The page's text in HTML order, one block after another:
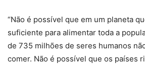
“Não é possível que em um planeta
suficiente para alimentar toda a
de 735 milhões de seres humanos
comer. Não é possível que os países